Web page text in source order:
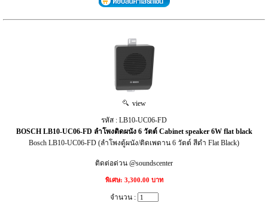
view
รหัส : LB10-UC06-FD
BOSCH LB10-UC06-FD ลำโพงติดผนัง 6 วัตต์ Cabinet speaker 6W flat black
Bosch LB10-UC06-FD (ลำโพงตู้ผนัง/ติดเพดาน 6 วัตต์ สีดำ Flat Black)
ติดต่อด่วน @soundscenter
พิเศษ: 3,300.00 บาท
จำนวน :